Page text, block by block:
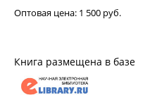
Оптовая цена: 1 500 руб.
Книга размещена в базе